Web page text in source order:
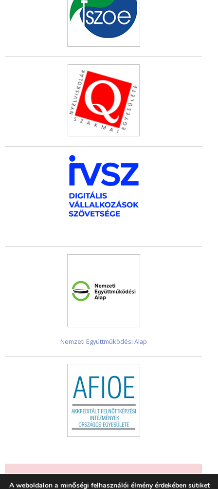
Nemzeti Együttműködési Alap
Jelenleg nincsenek események.
A weboldalon a minőségi felhasználói élmény érdekében sütiket